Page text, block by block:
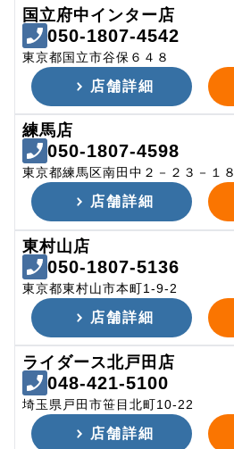
国立府中インター店
050-1807-4542
東京都国立市谷保６４８
店舗詳細
練馬店
050-1807-4598
東京都練馬区南田中２－２３－１８
店舗詳細
東村山店
050-1807-5136
東京都東村山市本町1-9-2
店舗詳細
ライダース北戸田店
048-421-5100
埼玉県戸田市笹目北町10-22
店舗詳細